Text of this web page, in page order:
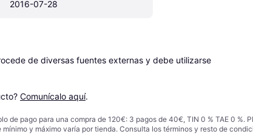
2016-07-28
de diversas fuentes externas y debe utilizarse
Comunícalo aquí.
de pago para una compra de 120€: 3 pagos de 40€, TIN 0 % TAE 0
y máximo varía por tienda. Consulta los términos y resto de